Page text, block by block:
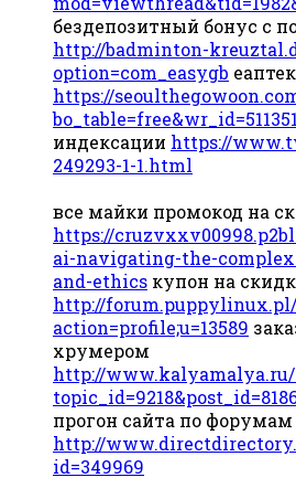
бездепозитный бонус с
http://badminton-
option=com_easygb
https://
bo_table=free&wr_id=511351
индексации https://
249293-1-1.html
все майки промокод на
https://
ai-navigating-the-
and-ethics купон на
http://
action=profile;u=13589
хрумером
http://
прогон сайта по форумам
http://
id=349969